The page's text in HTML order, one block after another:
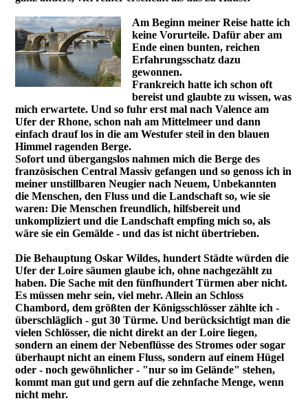
Am Beginn meiner Reise hatte ich
keine Vorurteile. Dafür aber am
Ende einen bunten, reichen
Erfahrungsschatz dazu
gewonnen.
Frankreich hatte ich schon oft
bereist und glaubte zu wissen, was
mich erwartete. Und so fuhr erst mal nach Valence am
Ufer der Rhone, schon nah am Mittelmeer und dann
einfach drauf los in die am Westufer steil in den blauen
Himmel ragenden Berge.
Sofort und übergangslos nahmen mich die Berge des
französischen Central Massiv gefangen und so genoss ich in
meiner unstillbaren Neugier nach Neuem, Unbekannten
die Menschen, den Fluss und die Landschaft so, wie sie
waren: Die Menschen freundlich, hilfsbereit und
unkompliziert und die Landschaft empfing mich so, als
wäre sie ein Gemälde - und das ist nicht übertrieben.
Die Behauptung Oskar Wildes, hundert Städte würden die
Ufer der Loire säumen glaube ich, ohne nachgezählt zu
haben. Die Sache mit den fünfhundert Türmen aber nicht.
Es müssen mehr sein, viel mehr. Allein an Schloss
Chambord, dem größten der Königsschlösser zählte ich -
überschläglich - gut 30 Türme. Und berücksichtigt man die
vielen Schlösser, die nicht direkt an der Loire liegen,
sondern an einem der Nebenflüsse des Stromes oder sogar
überhaupt nicht an einem Fluss, sondern auf einem Hügel
oder - noch gewöhnlicher - "nur so im Gelände" stehen,
kommt man gut und gern auf die zehnfache Menge, wenn
nicht mehr.